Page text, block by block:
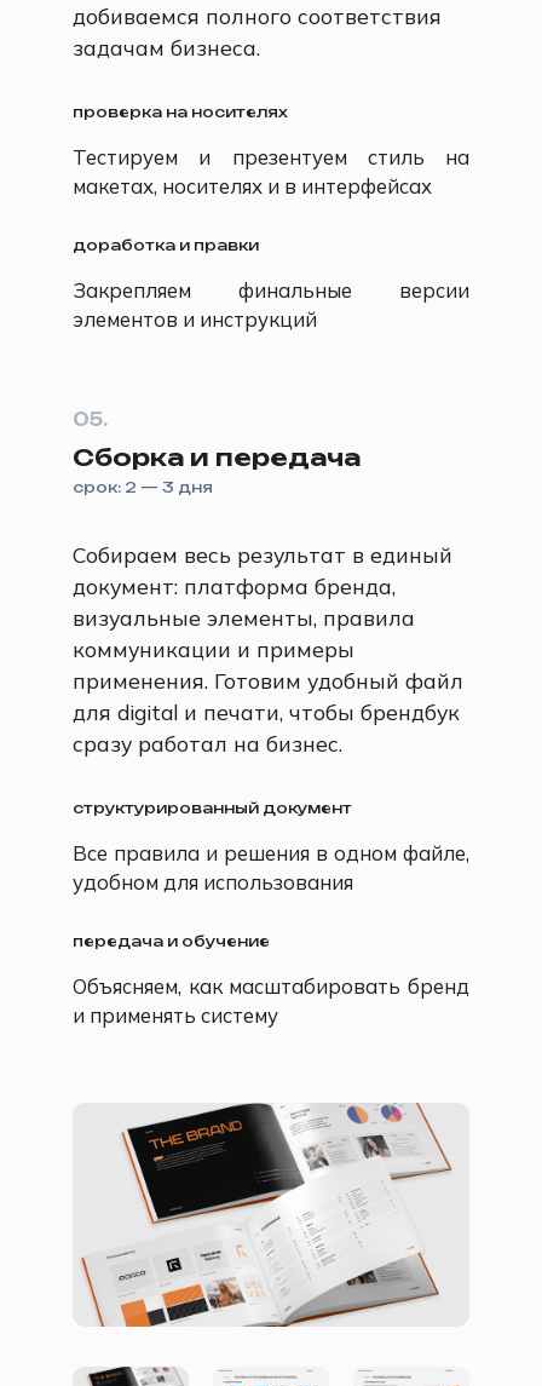
добиваемся полного соответствия
задачам бизнеса.
проверка на носителях
Тестируем и презентуем стиль на
макетах, носителях и в интерфейсах
доработка и правки
Закрепляем финальные версии
элементов и инструкций
05.
Сборка и передача
срок: 2 — 3 дня
Собираем весь результат в единый
документ: платформа бренда,
визуальные элементы, правила
коммуникации и примеры
применения. Готовим удобный файл
для digital и печати, чтобы брендбук
сразу работал на бизнес.
структурированный документ
Все правила и решения в одном файле,
удобном для использования
передача и обучение
Объясняем, как масштабировать бренд
и применять систему